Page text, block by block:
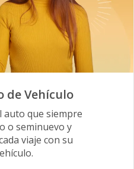
de Vehículo
auto que siempre
o seminuevo y
viaje con su